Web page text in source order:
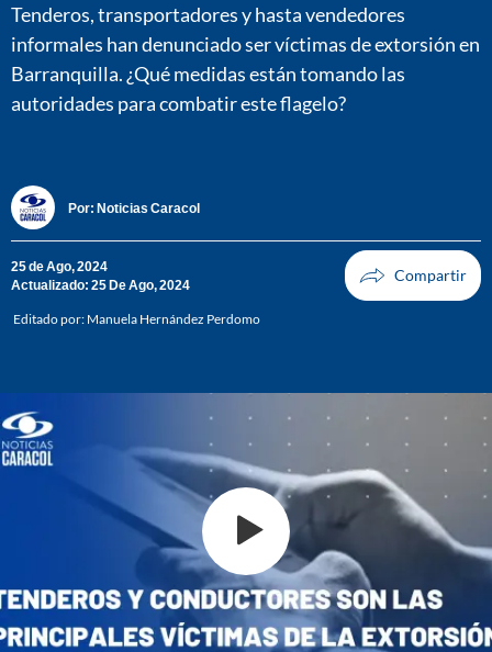
Tenderos, transportadores y hasta vendedores
informales han denunciado ser víctimas de extorsión en
Barranquilla. ¿Qué medidas están tomando las
autoridades para combatir este flagelo?
Por: Noticias Caracol
25 de Ago, 2024
Actualizado: 25 De Ago, 2024
Editado por: Manuela Hernández Perdomo